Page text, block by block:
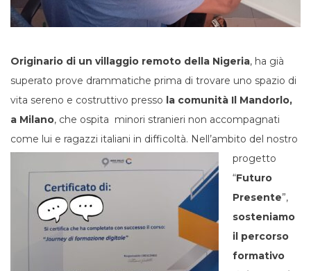
Originario di un villaggio remoto della Nigeria, ha già
superato prove drammatiche prima di trovare uno spazio di
vita sereno e costruttivo presso la comunità Il Mandorlo,
a Milano, che ospita minori stranieri non accompagnati
come lui e ragazzi italiani in difficoltà. Nell’ambito del nostro
progetto
“Futuro
Presente”,
sosteniamo
il percorso
formativo